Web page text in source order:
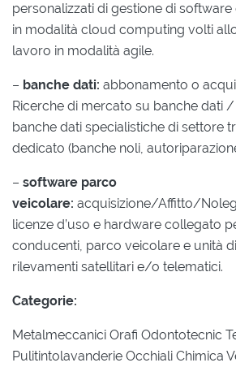
personalizzati di gestione di software
in modalità cloud computing volti
lavoro in modalità agile.
– banche dati: abbonamento o
Ricerche di mercato su banche dati
banche dati specialistiche di settore
dedicato (banche noli,
– software parco
veicolare: acquisizione/Affitto/
licenze d’uso e hardware collegato
conducenti, parco veicolare e unità
rilevamenti satellitari e/o telematici.
Categorie:
Metalmeccanici Orafi Odontotecnic
Pulitintolavanderie Occhiali Chimica